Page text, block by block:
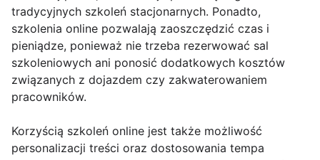
tradycyjnych szkoleń stacjonarnych. Ponadto,
szkolenia online pozwalają zaoszczędzić czas i
pieniądze, ponieważ nie trzeba rezerwować sal
szkoleniowych ani ponosić dodatkowych kosztów
związanych z dojazdem czy zakwaterowaniem
pracowników.
Korzyścią szkoleń online jest także możliwość
personalizacji treści oraz dostosowania tempa